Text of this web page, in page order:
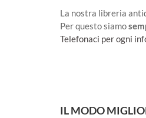
La nostra libreria
Per questo siamo
Telefonaci per ogni
IL MODO